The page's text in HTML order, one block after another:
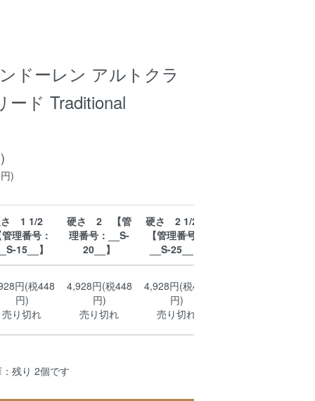
ドーレン アルトクラ
ード Traditional
)
さ 1 1/2
管理番号：
__S-15__】
硬さ 2 【管
理番号：__S-
20__】
硬さ 2 1/2
【管理番号：
__S-25__】
円(税448
円)
売り切れ
4,928円(税448
円)
売り切れ
4,928円(税448
円)
売り切れ
残り 2個です